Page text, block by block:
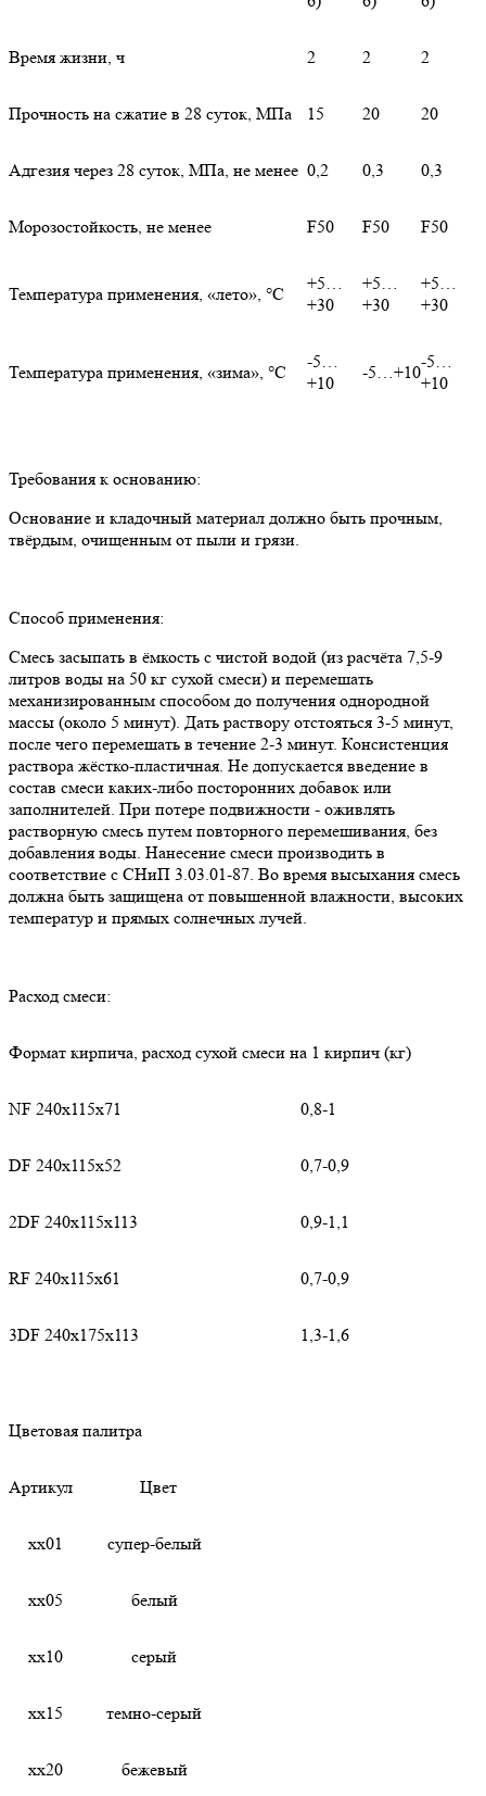
Время жизни, ч 2 2 2
Прочность на сжатие в 28 суток, МПа 15 20 20
Адгезия через 28 суток, МПа, не менее 0,2 0,3 0,3
Морозостойкость, не менее F50 F50 F50
Температура применения, «лето», °С
+5…
+30
+5…
+30
+5…
+30
Температура применения, «зима», °С
-5…
+10
-5…+10
-5…
+10
Требования к основанию:
Основание и кладочный материал должно быть прочным,
твёрдым, очищенным от пыли и грязи.
Способ применения:
Смесь засыпать в ёмкость с чистой водой (из расчёта 7,5-9
литров воды на 50 кг сухой смеси) и перемешать
механизированным способом до получения однородной
массы (около 5 минут). Дать раствору отстояться 3-5 минут,
после чего перемешать в течение 2-3 минут. Консистенция
раствора жёстко-пластичная. Не допускается введение в
состав смеси каких-либо посторонних добавок или
заполнителей. При потере подвижности - оживлять
растворную смесь путем повторного перемешивания, без
добавления воды. Нанесение смеси производить в
соответствие с СНиП 3.03.01-87. Во время высыхания смесь
должна быть защищена от повышенной влажности, высоких
температур и прямых солнечных лучей.
Расход смеси:
Формат кирпича, расход сухой смеси на 1 кирпич (кг)
NF 240x115x71 0,8-1
DF 240x115x52 0,7-0,9
2DF 240x115x113 0,9-1,1
RF 240x115x61 0,7-0,9
3DF 240x175x113 1,3-1,6
Цветовая палитра
Артикул Цвет
хх01 супер-белый
хх05 белый
хх10 серый
хх15 темно-серый
хх20 бежевый